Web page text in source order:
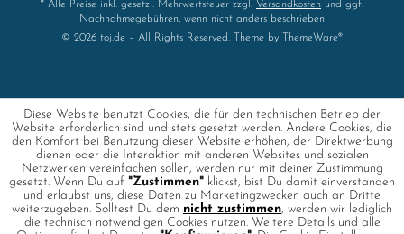
* Alle Preise inkl. gesetzl. Mehrwertsteuer zzgl. Versandkosten und ggf.
Nachnahmegebühren, wenn nicht anders beschrieben
© 2026 toj.de – All Rights Reserved. Theme by
ThemeWare®
Diese Website benutzt Cookies, die für den technischen Betrieb der
Website erforderlich sind und stets gesetzt werden. Andere Cookies, die
den Komfort bei Benutzung dieser Website erhöhen, der Direktwerbung
dienen oder die Interaktion mit anderen Websites und sozialen
Netzwerken vereinfachen sollen, werden nur mit deiner Zustimmung
gesetzt. Wenn Du auf "Zustimmen" klickst, bist Du damit einverstanden
und erlaubst uns, diese Daten zu Marketingzwecken auch an Dritte
weiterzugeben. Solltest Du dem nicht zustimmen, werden wir lediglich
die technisch notwendigen Cookies nutzen. Weitere Details und alle